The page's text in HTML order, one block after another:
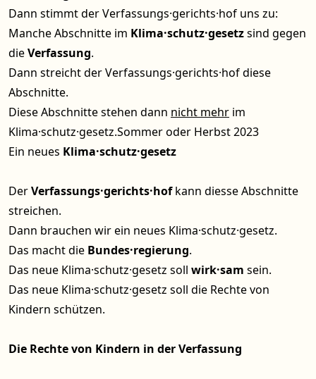
Dann stimmt der Verfassungs·gerichts·hof uns zu:
Manche Abschnitte im Klima·schutz·gesetzsind gegen
dieVerfassung.
Dann streicht der Verfassungs·gerichts·hof diese
Abschnitte.
Diese Abschnitte stehen dann nicht mehrim
Klima·schutz·gesetz.Sommer oder Herbst 2023
Ein neues Klima·schutz·gesetz
DerVerfassungs·gerichts·hofkann diesse Abschnitte
streichen.
Dann brauchen wir ein neues Klima·schutz·gesetz.
Das macht die Bundes·regierung.
Das neue Klima·schutz·gesetz soll wirk·sam sein.
Das neue Klima·schutz·gesetz soll die Rechte von
Kindern schützen.
Die Rechte von Kindern in der Verfassung